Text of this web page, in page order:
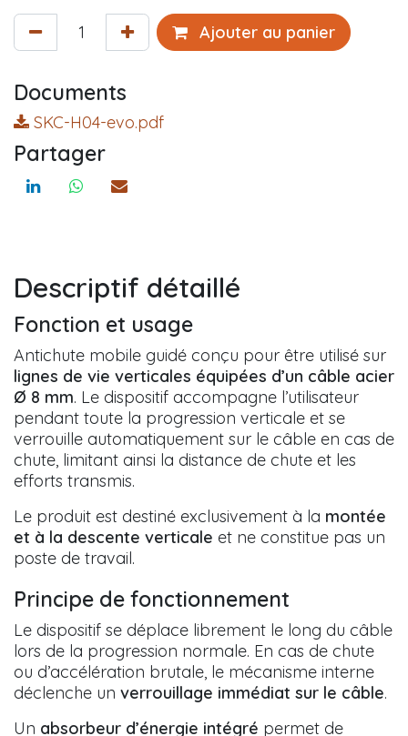
Ajouter au panier
Documents
SKC-H04-evo.pdf
Partager
Descriptif détaillé
Fonction et usage
Antichute mobile guidé conçu pour être utilisé sur
lignes de vie verticales équipées d’un câble acier
Ø 8 mm. Le dispositif accompagne l’utilisateur
pendant toute la progression verticale et se
verrouille automatiquement sur le câble en cas de
chute, limitant ainsi la distance de chute et les
efforts transmis.
Le produit est destiné exclusivement à la montée
et à la descente verticale et ne constitue pas un
poste de travail.
Principe de fonctionnement
Le dispositif se déplace librement le long du câble
lors de la progression normale. En cas de chute
ou d’accélération brutale, le mécanisme interne
déclenche un verrouillage immédiat sur le câble.
Un absorbeur d’énergie intégré permet de